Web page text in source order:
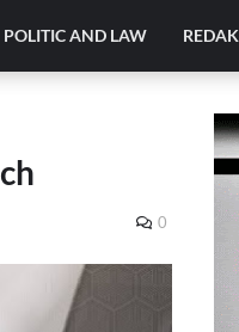
POLITIC AND LAW
0